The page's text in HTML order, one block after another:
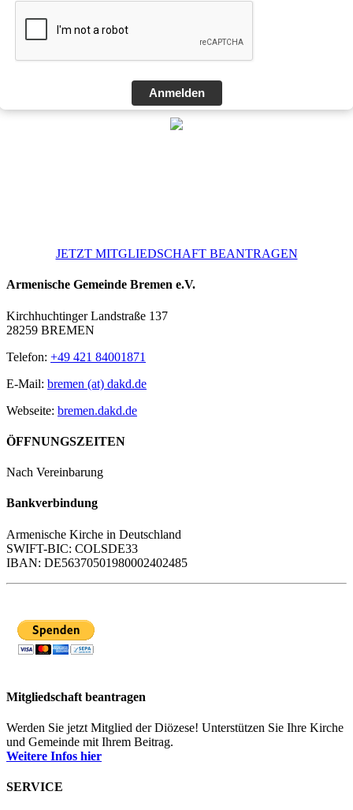
Anmelden
JETZT MITGLIEDSCHAFT BEANTRAGEN
Armenische Gemeinde Bremen e.V.
Kirchhuchtinger Landstraße 137
28259 BREMEN
Telefon: +49 421 84001871
E-Mail: bremen (at) dakd.de
Webseite: bremen.dakd.de
ÖFFNUNGSZEITEN
Nach Vereinbarung
Bankverbindung
Armenische Kirche in Deutschland
SWIFT-BIC: COLSDE33
IBAN: DE56370501980002402485
Mitgliedschaft beantragen
Werden Sie jetzt Mitglied der Diözese! Unterstützen Sie Ihre Kirche
und Gemeinde mit Ihrem Beitrag.
Weitere Infos hier
SERVICE